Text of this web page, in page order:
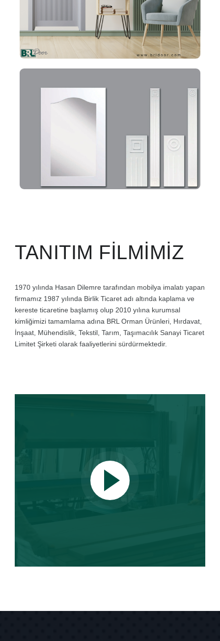
TANITIM FİLMİMİZ
1970 yılında Hasan Dilemre tarafından mobilya imalatı yapan
firmamız 1987 yılında Birlik Ticaret adı altında kaplama ve
kereste ticaretine başlamış olup 2010 yılına kurumsal
kimliğimizi tamamlama adına BRL Orman Ürünleri, Hırdavat,
İnşaat, Mühendislik, Tekstil, Tarım, Taşımacılık Sanayi Ticaret
Limitet Şirketi olarak faaliyetlerini sürdürmektedir.